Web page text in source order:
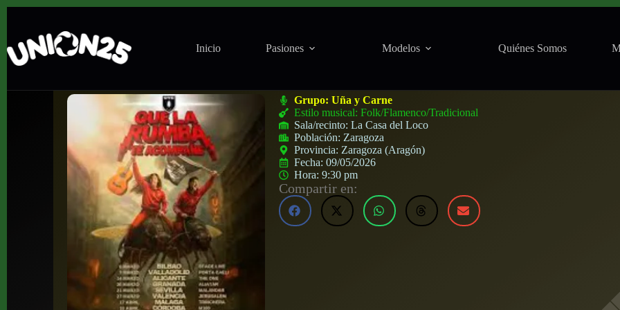
Inicio Pasiones Modelos Quiénes Somos
Grupo:Uña y Carne
Estilo musical: Folk/Flamenco/Tradicional
Sala/recinto:La Casa del Loco
Población: Zaragoza
Provincia: Zaragoza (Aragón)
Fecha:09/05/2026
Hora:9:30 pm
Compartir en: